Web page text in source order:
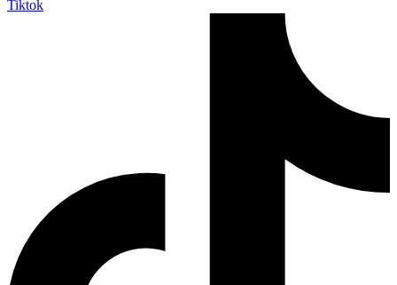
Tiktok